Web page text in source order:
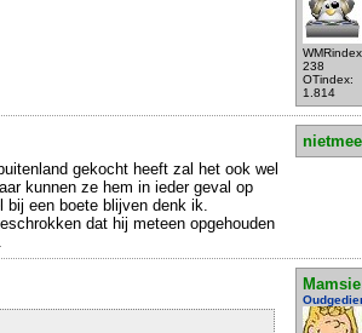
238
OTindex:
1.814
gekocht heeft zal het ook wel
kunnen ze hem in ieder geval op
een boete blijven denk ik.
dat hij meteen opgehouden
Mamsie